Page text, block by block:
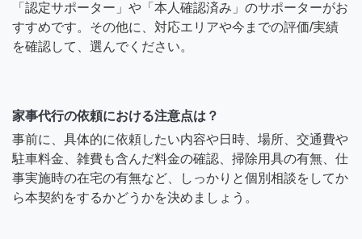
「認定サポーター」や「本人確認済み」のサポーターがお
すすめです。その他に、対応エリアや今までの評価/実績
を確認して、選んでください。
家事代行の依頼における注意点は？
事前に、具体的に依頼したい内容や日時、場所、交通費や
駐車料金、雑費も含んだ料金の確認、掃除用具の有無、仕
事実施時の在宅の有無など、しっかりと個別相談をしてか
ら本契約をするかどうかを決めましょう。